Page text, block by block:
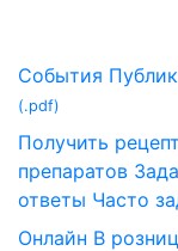
События
(.pdf)
Получить рецепт
препаратов
ответы Часто
Онлайн В